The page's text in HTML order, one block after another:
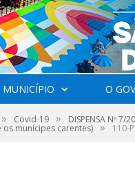
MUNICÍPIO O
» Covid-19 » DISPENSA Nº
munícipes carentes) » 110-